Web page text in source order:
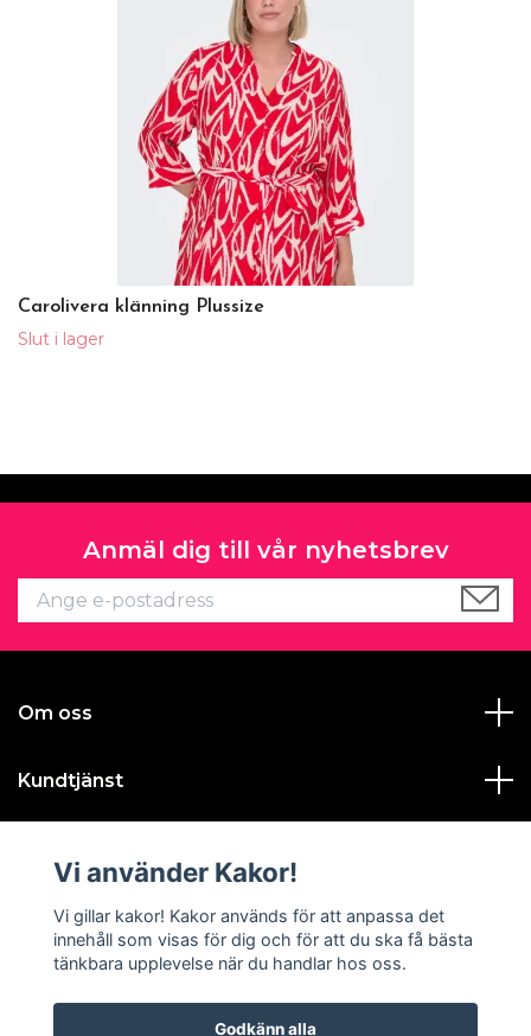
Carolivera klänning Plussize
Slut i lager
Anmäl dig till vår nyhetsbrev
Om oss
Kundtjänst
Sociala medier
Vi använder Kakor!
Vi gillar kakor! Kakor används för att anpassa det
innehåll som visas för dig och för att du ska få bästa
tänkbara upplevelse när du handlar hos oss.
Godkänn alla